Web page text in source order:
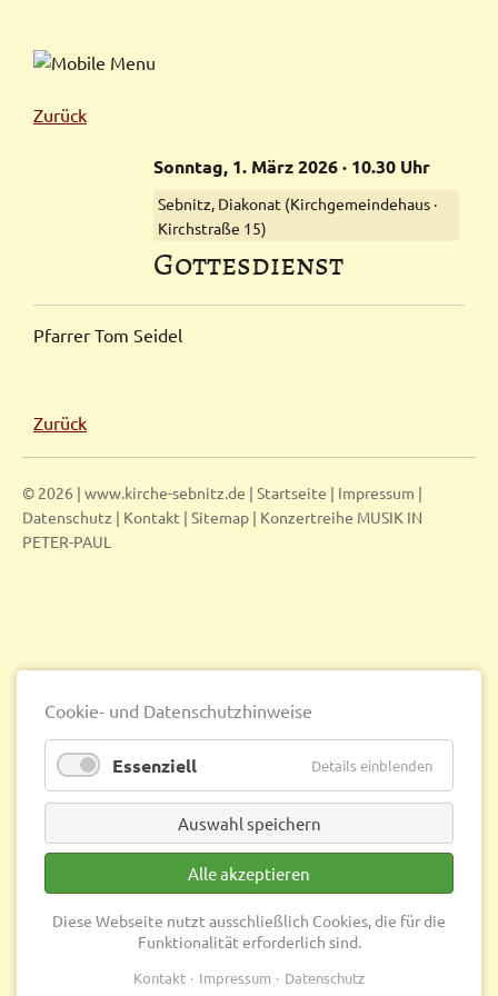
Zurück
Sonntag, 1. März2026· 10.30 Uhr
Sebnitz, Diakonat (Kirch­gemeinde­haus ·
Kirchstraße 15)
Gottes­dienst
Pfarrer Tom Seidel
Zurück
© 2026 | www.kirche-sebnitz.de | Startseite | Impressum |
Datenschutz | Kontakt | Sitemap | Konzertreihe MUSIK IN
PETER-PAUL
Cookie- und Datenschutzhinweise
Essenziell Details einblenden
Auswahl speichern
Alle akzeptieren
Diese Webseite nutzt ausschließlich Cookies, die für die
Funktionalität erforderlich sind.
Kontakt Impressum Datenschutz